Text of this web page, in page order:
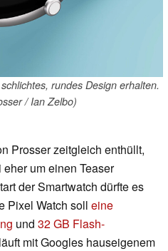
rundes Design erhalten.
/ Ian Zelbo)
Prosser zeitgleich enthüllt,
um einen Teaser
der Smartwatch dürfte es
Pixel Watch soll eine
und 32 GB Flash-
mit Googles hauseigenem